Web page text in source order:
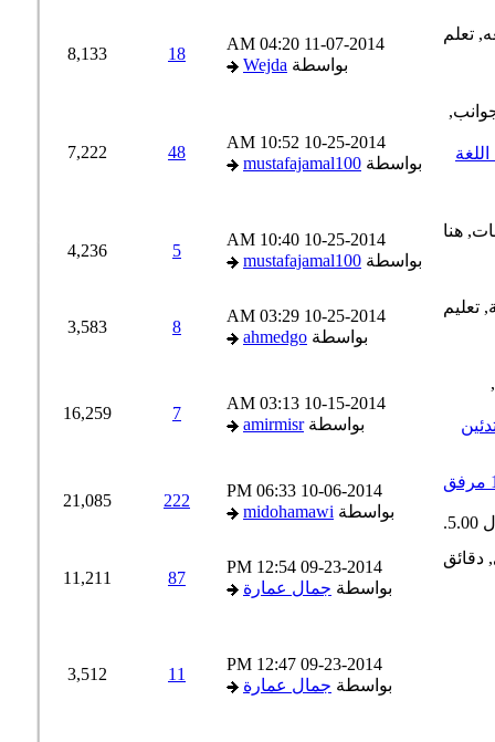
11-07-2014
04:20 AM
بواسطةWejda
18
8,133
10-25-2014
10:52 AM
بواسطةmustafajamal100
48
7,222
10-25-2014
10:40 AM
بواسطةmustafajamal100
4,236
10-25-2014
03:29 AM
بواسطةahmedgo
3,583
10-15-2014
03:13 AM
بواسطةamirmisr
16,259
10-06-2014
06:33 PM
بواسطةmidohamawi
222
21,085
09-23-2014
12:54 PM
بواسطةجمال عمارة
87
11,211
09-23-2014
12:47 PM
بواسطةجمال عمارة
11
3,512